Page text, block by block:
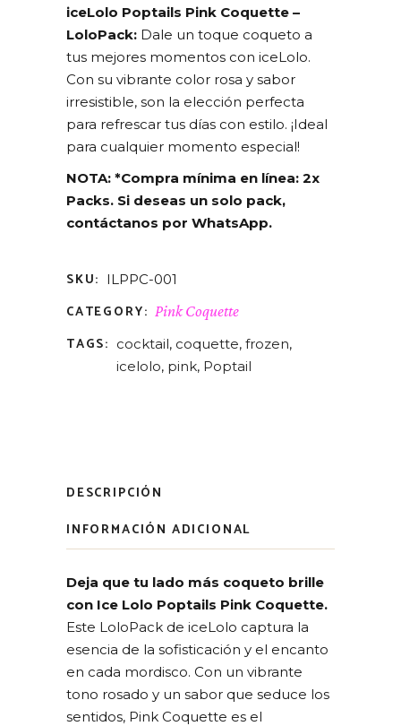
iceLolo Poptails Pink Coquette –
LoloPack: Dale un toque coqueto a
tus mejores momentos con iceLolo.
Con su vibrante color rosa y sabor
irresistible, son la elección perfecta
para refrescar tus días con estilo. ¡Ideal
para cualquier momento especial!
NOTA: *Compra mínima en línea: 2x
Packs. Si deseas un solo pack,
contáctanos por WhatsApp.
SKU: ILPPC-001
CATEGORY: Pink Coquette
TAGS: cocktail, coquette,frozen,
icelolo, pink, Poptail
DESCRIPCIÓN
INFORMACIÓN ADICIONAL
Deja que tu lado más coqueto brille
con Ice Lolo Poptails Pink Coquette.
Este LoloPack de iceLolo captura la
esencia de la sofisticación y el encanto
en cada mordisco. Con un vibrante
tono rosado y un sabor que seduce los
sentidos, Pink Coquette es el